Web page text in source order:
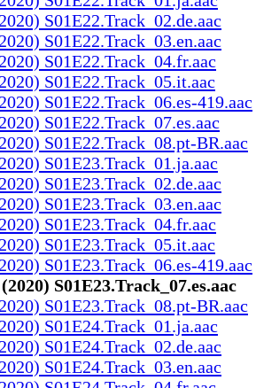
S01E22.Track_02.de.aac
S01E22.Track_03.en.aac
S01E22.Track_04.fr.aac
S01E22.Track_05.it.aac
S01E22.Track_06.es-419.aac
S01E22.Track_07.es.aac
S01E22.Track_08.pt-BR.aac
S01E23.Track_01.ja.aac
S01E23.Track_02.de.aac
S01E23.Track_03.en.aac
S01E23.Track_04.fr.aac
S01E23.Track_05.it.aac
S01E23.Track_06.es-419.aac
S01E23.Track_07.es.aac
S01E23.Track_08.pt-BR.aac
S01E24.Track_01.ja.aac
S01E24.Track_02.de.aac
S01E24.Track_03.en.aac